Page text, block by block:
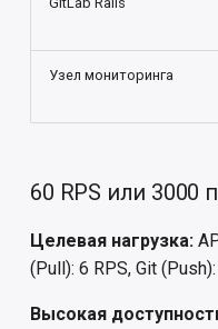
Узел мониторинга
60 RPS или 3000
Целевая нагрузка:
(Pull): 6 RPS, Git
Высокая